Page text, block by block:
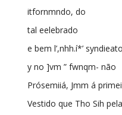
itfornmndo, do
tal eelebrado
e bem l’,nhh.í*’
y no ]vm ” fwnqm- não
Prósemiiá, Jmm á
Vestido que Tho Sih pela